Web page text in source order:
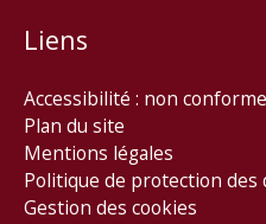
Liens
Accessibilité : non conforme
Plan du site
Mentions légales
Politique de protection des
Gestion des cookies